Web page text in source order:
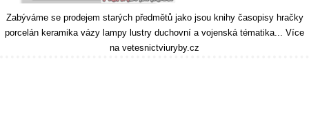
Zabýváme se prodejem starých předmětů jako jsou knihy časopisy hračky
porcelán keramika vázy lampy lustry duchovní a vojenská tématika... Více
na vetesnictviuryby.cz